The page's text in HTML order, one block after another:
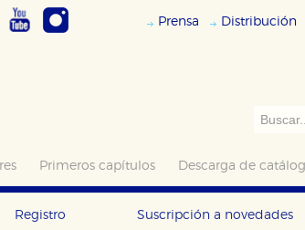
Prensa Distribución
Primeros capítulos Descarga de
Registro Suscripción a novedades